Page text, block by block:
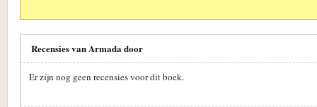
Recensies van Armada door
Er zijn nog geen recensies voor dit boek.